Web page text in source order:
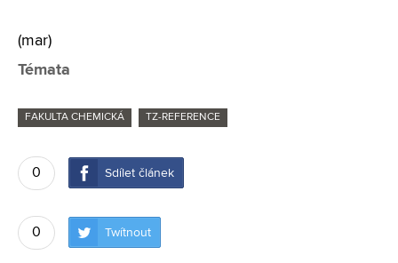
(mar)
Témata
FAKULTA CHEMICKÁ TZ-REFERENCE
0 Sdílet článek
0 Twítnout